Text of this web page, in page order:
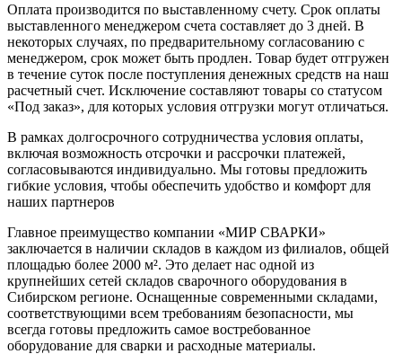
Оплата производится по выставленному счету. Срок оплаты
выставленного менеджером счета составляет до 3 дней. В
некоторых случаях, по предварительному согласованию с
менеджером, срок может быть продлен. Товар будет отгружен
в течение суток после поступления денежных средств на наш
расчетный счет. Исключение составляют товары со статусом
«Под заказ», для которых условия отгрузки могут отличаться.
В рамках долгосрочного сотрудничества условия оплаты,
включая возможность отсрочки и рассрочки платежей,
согласовываются индивидуально. Мы готовы предложить
гибкие условия, чтобы обеспечить удобство и комфорт для
наших партнеров
Главное преимущество компании «МИР СВАРКИ»
заключается в наличии складов в каждом из филиалов, общей
площадью более 2000 м². Это делает нас одной из
крупнейших сетей складов сварочного оборудования в
Сибирском регионе. Оснащенные современными складами,
соответствующими всем требованиям безопасности, мы
всегда готовы предложить самое востребованное
оборудование для сварки и расходные материалы.